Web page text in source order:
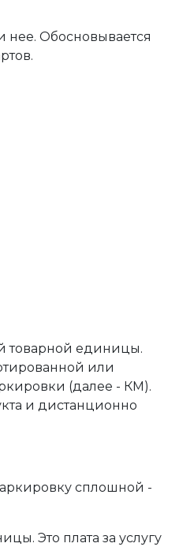
нее. Обосновывается
товарной единицы.
или
(далее - КМ).
и дистанционно
сплошной -
Это плата за услугу